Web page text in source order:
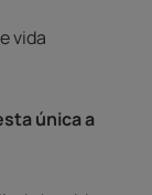
vida
única a